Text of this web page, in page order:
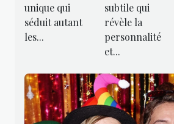
unique qui
séduit autant
les...
subtile qui
révèle la
personnalité
et...